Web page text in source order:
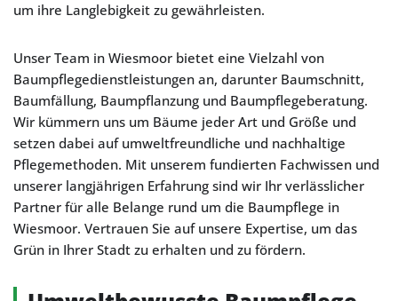
um ihre Langlebigkeit zu gewährleisten.
Unser Team in Wiesmoor bietet eine Vielzahl von
Baumpflegedienstleistungen an, darunter Baumschnitt,
Baumfällung, Baumpflanzung und Baumpflegeberatung.
Wir kümmern uns um Bäume jeder Art und Größe und
setzen dabei auf umweltfreundliche und nachhaltige
Pflegemethoden. Mit unserem fundierten Fachwissen und
unserer langjährigen Erfahrung sind wir Ihr verlässlicher
Partner für alle Belange rund um die Baumpflege in
Wiesmoor. Vertrauen Sie auf unsere Expertise, um das
Grün in Ihrer Stadt zu erhalten und zu fördern.